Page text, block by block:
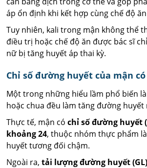
áp ổn định khi kết hợp cùng chế độ
Tuy nhiên, kali trong mận không thể
điều trị hoặc chế độ ăn được bác sĩ
nữ bị tăng huyết áp thai kỳ.
Chỉ số đường huyết của mận
Một trong những hiểu lầm phổ biến
hoặc chua đều làm tăng đường huyết
Thực tế, mận cóchỉ số đường huyết
khoảng 24, thuộc nhóm thực phẩm
huyết tương đối chậm.
Ngoài ra,tải lượng đường huyết (GL)